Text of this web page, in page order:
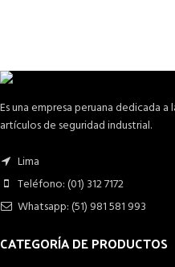
Es una empresa peruana dedicada
artículos de seguridad industrial.
Lima
Teléfono: (01) 312 7172
Whatsapp: (51) 981 581 993
CATEGORÍA DE PRODUCTOS